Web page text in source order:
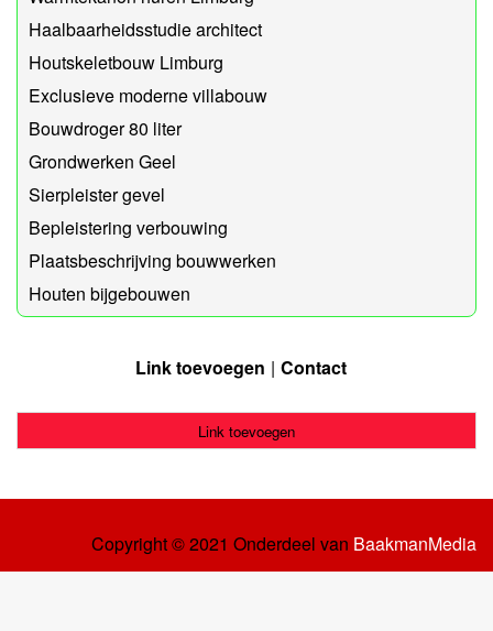
Haalbaarheidsstudie architect
Houtskeletbouw Limburg
Exclusieve moderne villabouw
Bouwdroger 80 liter
Grondwerken Geel
Sierpleister gevel
Bepleistering verbouwing
Plaatsbeschrijving bouwwerken
Houten bijgebouwen
Link toevoegen Contact
Link toevoegen
Copyright © 2021 Onderdeel van BaakmanMedia